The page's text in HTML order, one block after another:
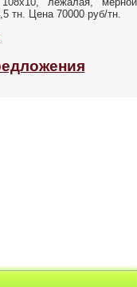
тн. Цена 70000 руб/тн.